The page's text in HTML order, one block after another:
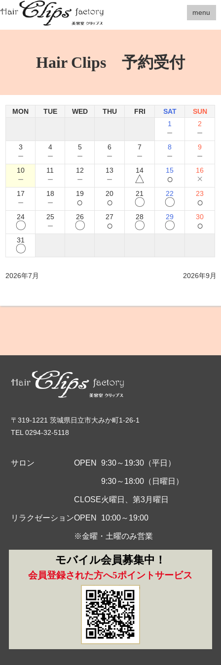
menu
Hair Clips 予約受付
MON TUE WED THU FRI SAT
SUN
1
－
2
－
3
－
4
－
5
－
6
－
7
－
8
－
9
－
10
－
11
－
12
－
13
－
14
△
15
○
16
×
17
－
18
－
19
○
20
○
21
〇
22
〇
23
○
24
〇
25
－
26
〇
27
○
28
〇
29
〇
30
○
31
〇
2026年7月 2026年9月
〒319-1221 茨城県日立市大みか町1-26-1
TEL 0294-32-5118
サロン OPEN 9:30～19:30（平日）
9:30～18:00（日曜日）
CLOSE火曜日、第3月曜日
リラクゼーションOPEN 10:00～19:00
※金曜・土曜のみ営業
モバイル会員募集中！
会員登録された方へ5ポイントサービス